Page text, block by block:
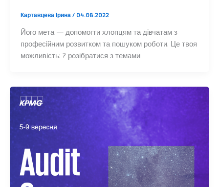
Картавцева Ірина/ 04.08.2022
Його мета — допомогти хлопцям та дівчатам з
професійним розвитком та пошуком роботи. Це твоя
можливість: ? розібратися з темами